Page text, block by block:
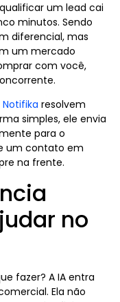
um lead cai
minutos. Sendo
diferencial, mas
um mercado
com você,
Notifika resolvem
simples, ele envia
para o
um contato em
na frente.
no
fazer? A IA entra
Ela não